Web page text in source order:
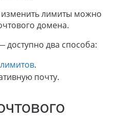
лимиты можно
домена.
доступно два способа:
.
почту.